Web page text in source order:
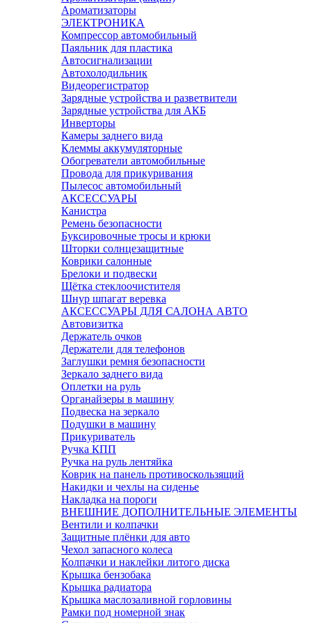
Ароматизаторы
ЭЛЕКТРОНИКА
Компрессор автомобильный
Паяльник для пластика
Автосигнализации
Автохолодильник
Видеорегистратор
Зарядные устройства и разветвители
Зарядные устройства для АКБ
Инверторы
Камеры заднего вида
Клеммы аккумуляторные
Обогреватели автомобильные
Провода для прикуривания
Пылесос автомобильный
АКСЕССУАРЫ
Канистра
Ремень безопасности
Буксировочные тросы и крюки
Шторки солнцезащитные
Коврики салонные
Брелоки и подвески
Щётка стеклоочистителя
Шнур шпагат веревка
АКСЕССУАРЫ ДЛЯ САЛОНА АВТО
Автовизитка
Держатель очков
Держатели для телефонов
Заглушки ремня безопасности
Зеркало заднего вида
Оплетки на руль
Органайзеры в машину
Подвеска на зеркало
Подушки в машину
Прикуриватель
Ручка КПП
Ручка на руль лентяйка
Коврик на панель противоскользящий
Накидки и чехлы на сиденье
Накладка на пороги
ВНЕШНИЕ ДОПОЛНИТЕЛЬНЫЕ ЭЛЕМЕНТЫ
Вентили и колпачки
Защитные плёнки для авто
Чехол запасного колеса
Колпачки и наклейки литого диска
Крышка бензобака
Крышка радиатора
Крышка маслозаливной горловины
Рамки под номерной знак